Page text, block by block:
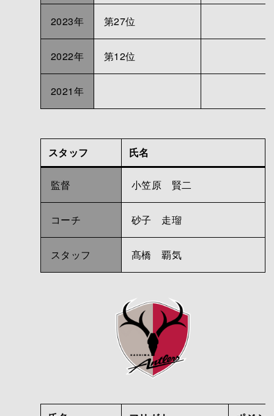
2023年 第27位
2022年 第12位
2021年
スタッフ 氏名
監督 小笠原 賢二
コーチ 砂子 走瑠
スタッフ 髙橋 覇気